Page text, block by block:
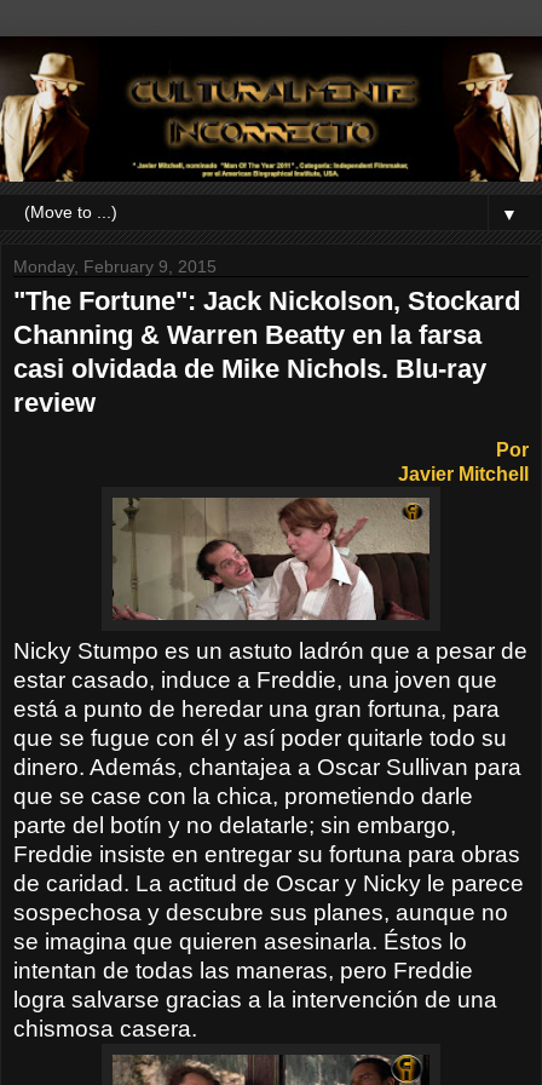
▼
Monday, February 9, 2015
"The Fortune": Jack Nickolson, Stockard
Channing & Warren Beatty en la farsa
casi olvidada de Mike Nichols. Blu-ray
review
Por
Javier Mitchell
Nicky Stumpo es un astuto ladrón que a pesar de
estar casado, induce a Freddie, una joven que
está a punto de heredar una gran fortuna, para
que se fugue con él y así poder quitarle todo su
dinero. Además, chantajea a Oscar Sullivan para
que se case con la chica, prometiendo darle
parte del botín y no delatarle; sin embargo,
Freddie insiste en entregar su fortuna para obras
de caridad. La actitud de Oscar y Nicky le parece
sospechosa y descubre sus planes, aunque no
se imagina que quieren asesinarla. Éstos lo
intentan de todas las maneras, pero Freddie
logra salvarse gracias a la intervención de una
chismosa casera.